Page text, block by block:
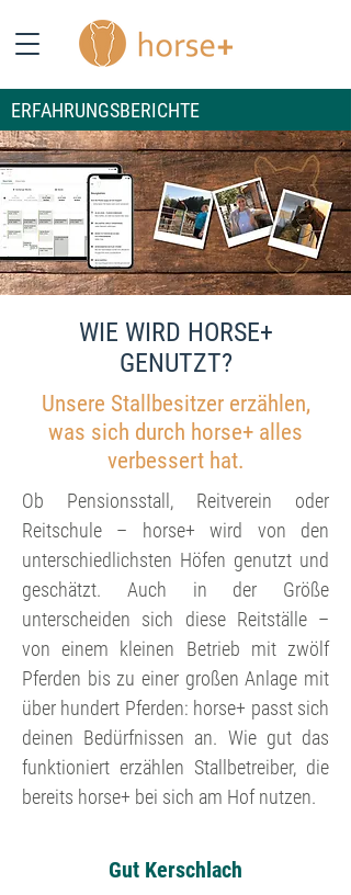
ERFAHRUNGSBERICHTE
WIE WIRD HORSE+
GENUTZT?
Unsere Stallbesitzer erzählen,
was sich durch horse+ alles
verbessert hat.
Ob Pensionsstall, Reitverein oder
Reitschule – horse+ wird von den
unterschiedlichsten Höfen genutzt und
geschätzt. Auch in der Größe
unterscheiden sich diese Reitställe –
von einem kleinen Betrieb mit zwölf
Pferden bis zu einer großen Anlage mit
über hundert Pferden: horse+ passt sich
deinen Bedürfnissen an. Wie gut das
funktioniert erzählen Stallbetreiber, die
bereits horse+ bei sich am Hof nutzen.
Gut Kerschlach